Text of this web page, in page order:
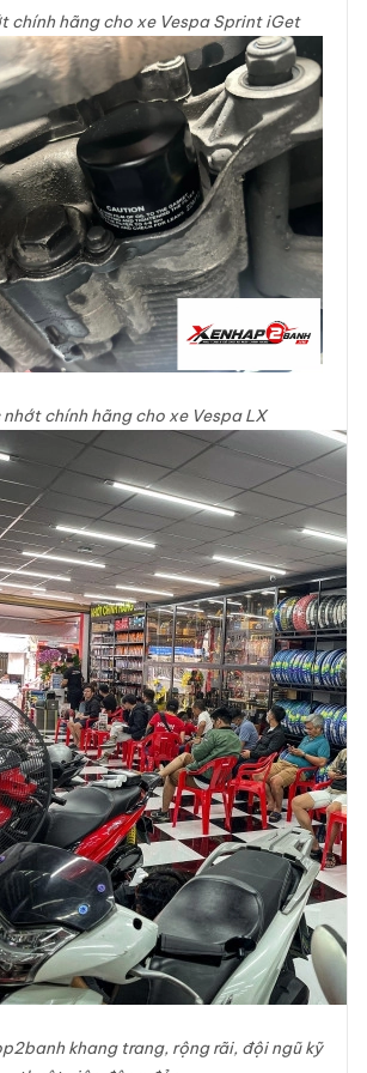
chính hãng cho xe Vespa Sprint iGet
nhớt chính hãng cho xe Vespa LX
khang trang, rộng rãi, đội ngũ kỹ